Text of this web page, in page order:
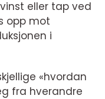
eller tap ved
opp mot
i
«hvordan
fra hverandre